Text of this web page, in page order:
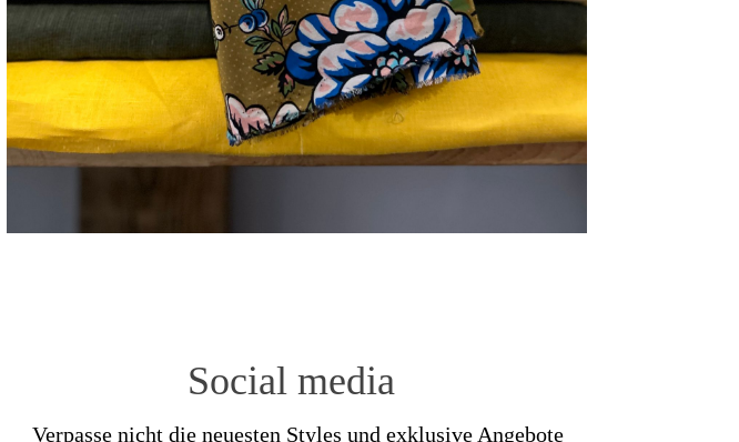
Social media
Verpasse nicht die neuesten Styles und exklusive Angebote